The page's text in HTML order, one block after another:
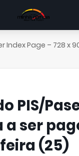
PIS/
a ser
(25)